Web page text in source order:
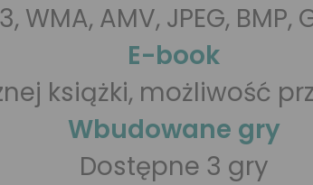
WMA, AMV, JPEG, BMP,
E-book
książki, możliwość
Wbudowane gry
Dostępne 3 gry